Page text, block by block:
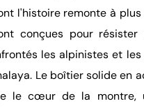
l'histoire remonte à plus
conçues pour résister
les alpinistes et
Le boîtier solide en
le cœur de la montre,